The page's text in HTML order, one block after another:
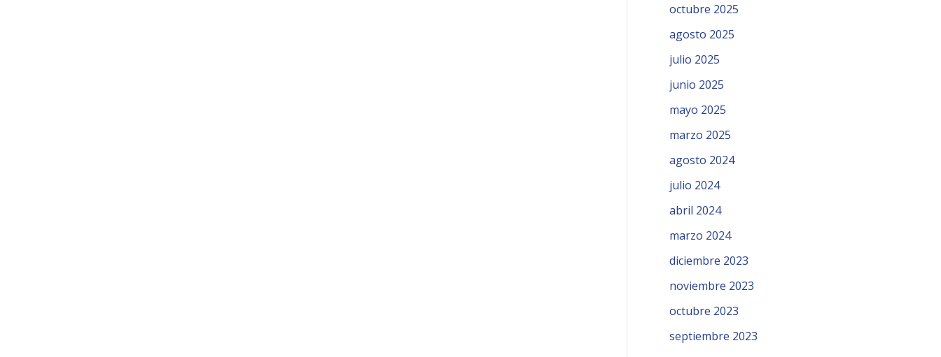
octubre 2025
agosto 2025
julio 2025
junio 2025
mayo 2025
marzo 2025
agosto 2024
julio 2024
abril 2024
marzo 2024
diciembre 2023
noviembre 2023
octubre 2023
septiembre 2023